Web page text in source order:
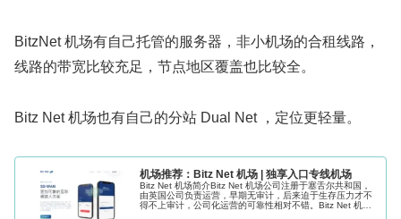
BitzNet 机场有自己托管的服务器，非小机场的合租线路，
线路的带宽比较充足，节点地区覆盖也比较全。
Bitz Net 机场也有自己的分站 Dual Net ，定位更轻量。
机场推荐：Bitz Net 机场 | 独享入口专线机场
Bitz Net 机场简介Bitz Net 机场公司注册于塞舌尔共和国，
由英国公司负责运营，早期无审计，后来迫于生存压力才不
得不上审计，公司化运营的可靠性相对不错。Bitz Net 机场